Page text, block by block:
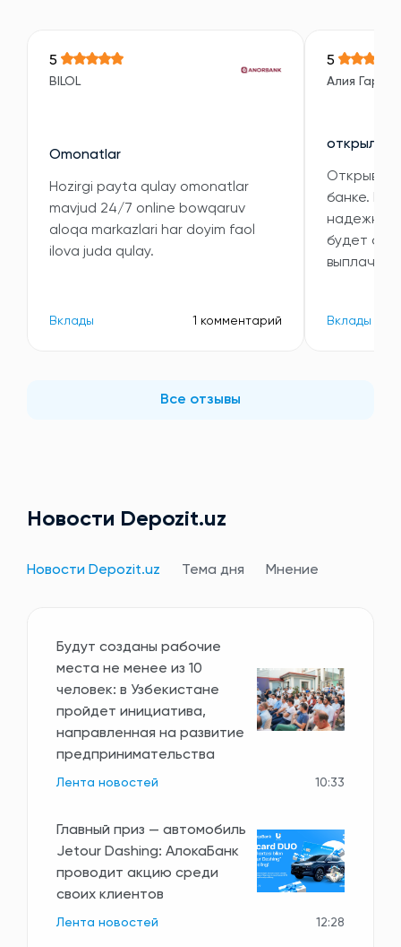
5
BILOL
Omonatlar
Hozirgi payta qulay omonatlar
mavjud 24/7 online bowqaruv
aloqa markazlari har doyim faol
ilova juda qulay.
Вклады 1 комментарий
5
Алия
открыла
банке.
будет
Вклады
Все отзывы
Новости Depozit.uz
Новости Depozit.uz Тема дня Мнение
Будут созданы рабочие
места не менее из 10
человек: в Узбекистане
пройдет инициатива,
направленная на развитие
предпринимательства
Лента новостей 10:33
Главный приз — автомобиль
Jetour Dashing: АлокаБанк
проводит акцию среди
своих клиентов
Лента новостей 12:28